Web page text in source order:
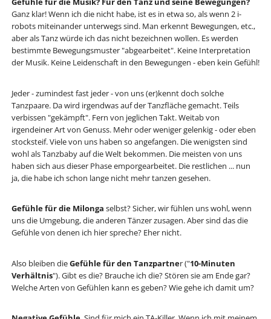
Ganz klar! Wenn ich die nicht habe, ist es in etwa so, als wenn 2 i-
robots miteinander unterwegs sind. Man erkennt Bewegungen, etc.,
aber als Tanz würde ich das nicht bezeichnen wollen. Es werden
bestimmte Bewegungsmuster "abgearbeitet". Keine Interpretation
der Musik. Keine Leidenschaft in den Bewegungen - eben kein Gefühl!
Jeder - zumindest fast jeder - von uns (er)kennt doch solche
Tanzpaare. Da wird irgendwas auf der Tanzfläche gemacht. Teils
verbissen "gekämpft". Fern von jeglichen Takt. Weitab von
irgendeiner Art von Genuss. Mehr oder weniger gelenkig - oder eben
stocksteif. Viele von uns haben so angefangen. Die wenigsten sind
wohl als Tanzbaby auf die Welt bekommen. Die meisten von uns
haben sich aus dieser Phase emporgearbeitet. Die restlichen ... nun
ja, die habe ich schon lange nicht mehr tanzen gesehen.
Gefühle für die Milonga selbst? Sicher, wir fühlen uns wohl, wenn
uns die Umgebung, die anderen Tänzer zusagen. Aber sind das die
Gefühle von denen ich hier spreche? Eher nicht.
Also bleiben dieGefühle für den Tanzpartner ("10-Minuten
Verhältnis"). Gibt es die? Brauche ich die? Stören sie am Ende gar?
Welche Arten von Gefühlen kann es geben? Wie gehe ich damit um?